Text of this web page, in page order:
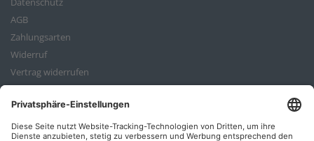
AGB
Zahlungsarten
Widerruf
Vertrag widerrufen
Bestellvorgang
ZAHLUNGSARTEN: